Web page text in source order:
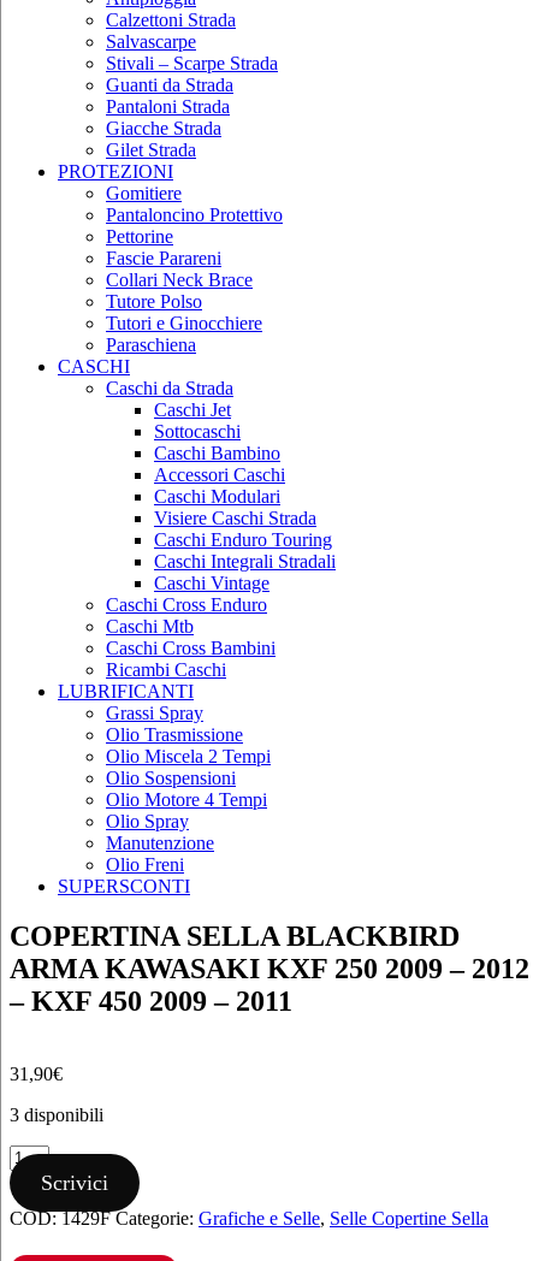
Calzettoni Strada
Salvascarpe
Stivali – Scarpe Strada
Guanti da Strada
Pantaloni Strada
Giacche Strada
Gilet Strada
PROTEZIONI
Gomitiere
Pantaloncino Protettivo
Pettorine
Fascie Parareni
Collari Neck Brace
Tutore Polso
Tutori e Ginocchiere
Paraschiena
CASCHI
Caschi da Strada
Caschi Jet
Sottocaschi
Caschi Bambino
Accessori Caschi
Caschi Modulari
Visiere Caschi Strada
Caschi Enduro Touring
Caschi Integrali Stradali
Caschi Vintage
Caschi Cross Enduro
Caschi Mtb
Caschi Cross Bambini
Ricambi Caschi
LUBRIFICANTI
Grassi Spray
Olio Trasmissione
Olio Miscela 2 Tempi
Olio Sospensioni
Olio Motore 4 Tempi
Olio Spray
Manutenzione
Olio Freni
SUPERSCONTI
COPERTINA SELLA BLACKBIRD
ARMA KAWASAKI KXF 250 2009 – 2012
– KXF 450 2009 – 2011
31,90€
3 disponibili
COPERTINA
SELLA
BLACKBIRD
ARMA
Scrivici
COD:1429F Categorie: Grafiche e Selle, Selle Copertine Sella